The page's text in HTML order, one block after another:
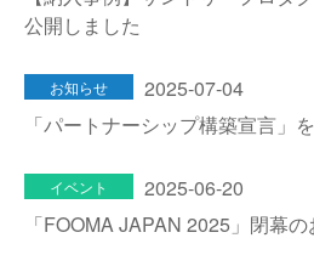
公開しました
お知らせ
2025-07-04
「パートナーシップ構築宣言」
イベント
2025-06-20
「FOOMA JAPAN 2025」閉幕